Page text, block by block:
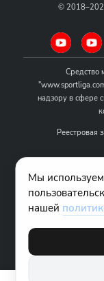
©
Средство
надзору в сфере
Учредитель СМИ
Главный
Мы
нашей